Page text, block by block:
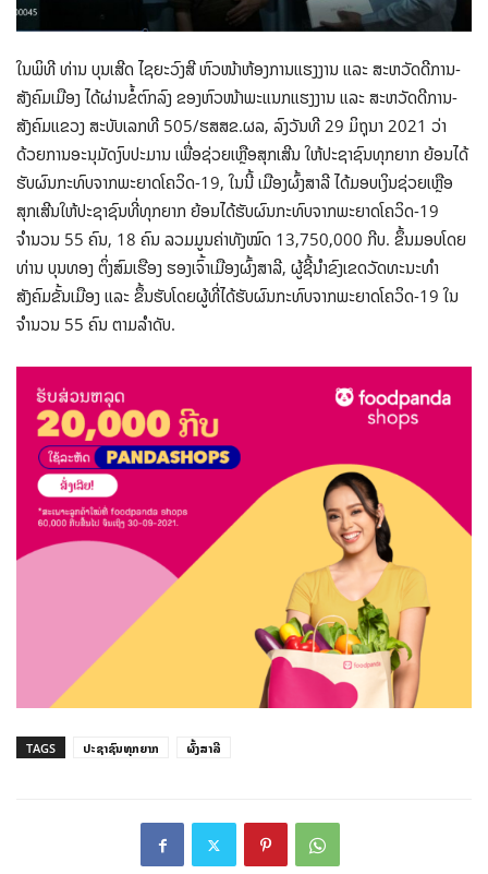
ໃນພິທີ ທ່ານ ບຸນເສີດ ໄຊຍະວົງສີ ຫົວໜ້າຫ້ອງການແຮງງານ ແລະ ສະຫວັດດີການ-
ສັງຄົມເມືອງ ໄດ້ຜ່ານຂໍ້ຕົກລົງ ຂອງຫົວໜ້າພະແນກແຮງງານ ແລະ ສະຫວັດດີການ-
ສັງຄົມແຂວງ ສະບັບເລກທີ 505/ຮສສຂ.ຜລ, ລົງວັນທີ 29 ມິຖຸນາ 2021 ວ່າ
ດ້ວຍການອະນຸມັດງົບປະມານ ເພື່ອຊ່ວຍເຫຼືອສຸກເສີນ ໃຫ້ປະຊາຊົນທຸກຍາກ ຍ້ອນໄດ້
ຮັບຜົນກະທົບຈາກພະຍາດໂຄວິດ-19, ໃນນີ້ ເມືອງຜົ້ງສາລີ ໄດ້ມອບເງິນຊ່ວຍເຫຼືອ
ສຸກເສີນໃຫ້ປະຊາຊົນທີ່ທຸກຍາກ ຍ້ອນໄດ້ຮັບຜົນກະທົບຈາກພະຍາດໂຄວິດ-19
ຈຳນວນ 55 ຄົນ, 18 ຄົນ ລວມມູນຄ່າທັງໝົດ 13,750,000 ກີບ. ຂຶ້ນມອບໂດຍ
ທ່ານ ບຸນທອງ ຕິ່ງສົມເຮືອງ ຮອງເຈົ້າເມືອງຜົ້ງສາລີ, ຜູ້ຊີ້ນຳຂົງເຂດວັດທະນະທຳ
ສັງຄົມຂັ້ນເມືອງ ແລະ ຂຶ້ນຮັບໂດຍຜູ້ທີ່ໄດ້ຮັບຜົນກະທົບຈາກພະຍາດໂຄວິດ-19 ໃນ
ຈຳນວນ 55 ຄົນ ຕາມລຳດັບ.
TAGS ປະຊາຊົນທຸກຍາກ ຜົ້ງສາລີ